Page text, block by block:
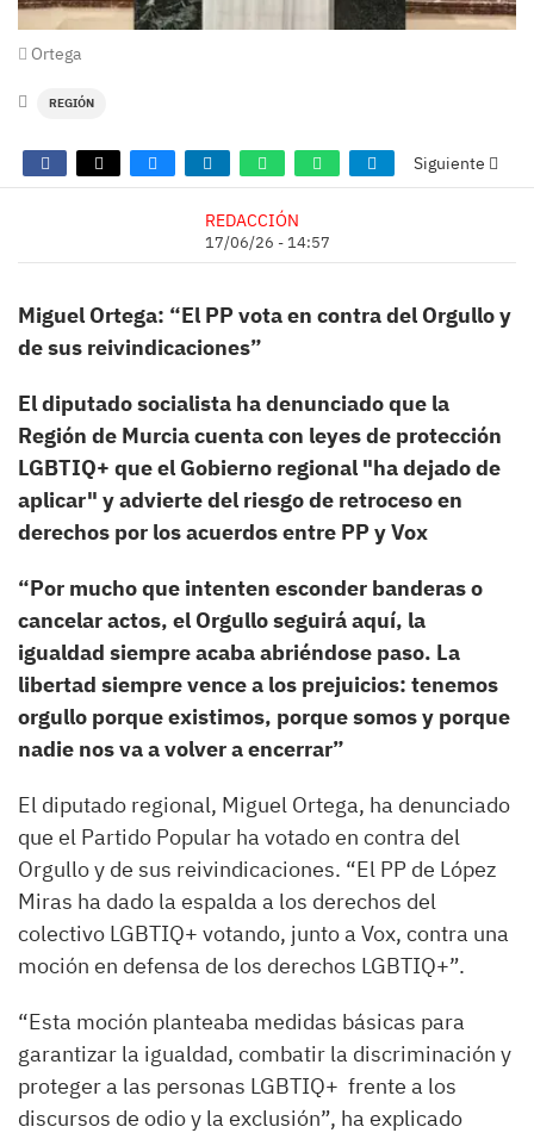
Ortega
REGIÓN
Siguiente
REDACCIÓN
17/06/26 - 14:57
Miguel Ortega: “El PP vota en contra del Orgullo y
de sus reivindicaciones”
El diputado socialista ha denunciado que la
Región de Murcia cuenta con leyes de protección
LGBTIQ+ que el Gobierno regional "ha dejado de
aplicar" y advierte del riesgo de retroceso en
derechos por los acuerdos entre PP y Vox
“Por mucho que intenten esconder banderas o
cancelar actos, el Orgullo seguirá aquí, la
igualdad siempre acaba abriéndose paso. La
libertad siempre vence a los prejuicios: tenemos
orgullo porque existimos, porque somos y porque
nadie nos va a volver a encerrar”
El diputado regional, Miguel Ortega, ha denunciado
que el Partido Popular ha votado en contra del
Orgullo y de sus reivindicaciones. “El PP de López
Miras ha dado la espalda a los derechos del
colectivo LGBTIQ+ votando, junto a Vox, contra una
moción en defensa de los derechos LGBTIQ+”.
“Esta moción planteaba medidas básicas para
garantizar la igualdad, combatir la discriminación y
proteger a las personas LGBTIQ+ frente a los
discursos de odio y la exclusión”, ha explicado